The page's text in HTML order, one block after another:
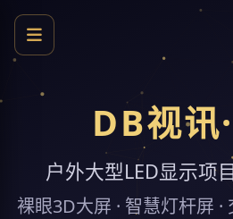
DB视讯
户外大型LED显示项
裸眼3D大屏 · 智慧灯杆屏 ·